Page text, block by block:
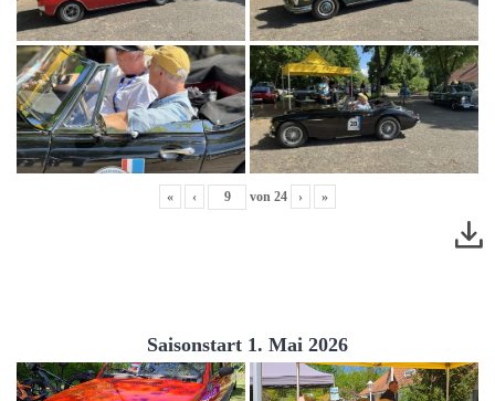
« ‹ von 24 › »
Saisonstart 1. Mai 2026